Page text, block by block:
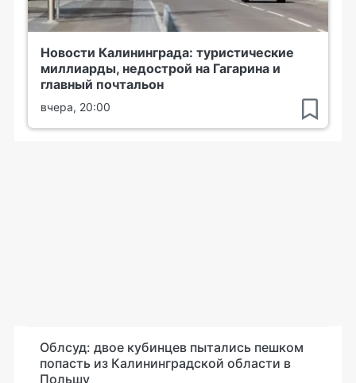
Новости Калининграда: туристические
миллиарды, недострой на Гагарина и
главный почтальон
вчера, 20:00
Облсуд: двое кубинцев пытались пешком
попасть из Калининградской области в
Польшу